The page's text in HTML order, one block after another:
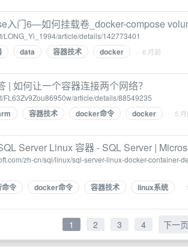
入门6—如何挂载卷_docker-compose
LONG_Yi_1994/article/details/142773401
data 容器技术 docker · 6 月前
| 如何让一个容器连接两个网络？
FL63Zv9Zou86950w/article/details/88549235
容器技术 docker命令 docker · 5
Server Linux 容器 - SQL Server |
zh-cn/sql/linux/sql-server-linux-docker-container-
令 docker命令 容器技术 linux系统 ·
1 2 3 4 下一页